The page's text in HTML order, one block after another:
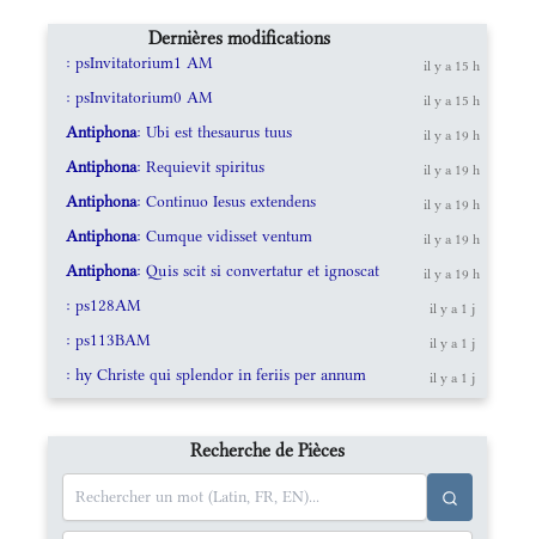
Dernières modifications
: psInvitatorium1 AM il y a 15 h
: psInvitatorium0 AM il y a 15 h
Antiphona: Ubi est thesaurus tuus il y a 19 h
Antiphona: Requievit spiritus il y a 19 h
Antiphona: Continuo Iesus extendens il y a 19 h
Antiphona: Cumque vidisset ventum il y a 19 h
Antiphona: Quis scit si convertatur et ignoscat il y a 19 h
: ps128AM il y a 1 j
: ps113BAM il y a 1 j
: hy Christe qui splendor in feriis per annum il y a 1 j
Recherche de Pièces